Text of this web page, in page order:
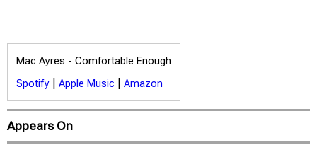
Mac Ayres - Comfortable Enough
Spotify
Apple Music Amazon
Appears On